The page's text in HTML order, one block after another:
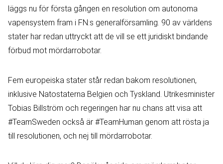
läggs nu för första gången en resolution om autonoma
vapensystem fram i FN:s generalförsamling. 90 av världens
stater har redan uttryckt att de vill se ett juridiskt bindande
förbud mot mördarrobotar.
Fem europeiska stater står redan bakom resolutionen,
inklusive Natostaterna Belgien och Tyskland. Utrikesminister
Tobias Billström och regeringen har nu chans att visa att
#TeamSweden också är #TeamHuman genom att rösta ja
till resolutionen, och nej till mördarrobotar.